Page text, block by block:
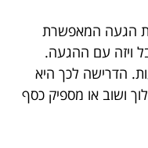
הגעה המאפשרת
ויזה עם ההגעה.
יכול להימשך עד 72 שעות. הדרישה לכך היא
ושוב או מספיק כסף